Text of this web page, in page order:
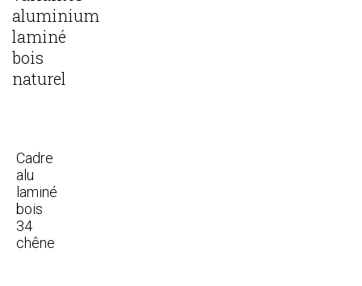
aluminium
laminé
bois
naturel
Cadre
alu
laminé
bois
34
chêne